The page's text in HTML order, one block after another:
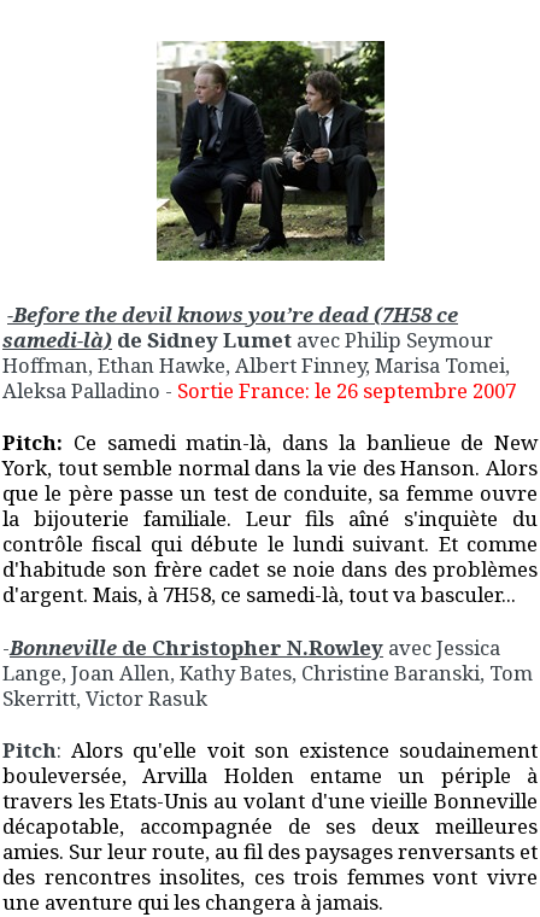
-Before the devil knows you’re dead (7H58 ce
samedi-là) de Sidney Lumet avec Philip Seymour
Hoffman, Ethan Hawke, Albert Finney, Marisa Tomei,
Aleksa Palladino - Sortie France: le 26 septembre 2007
Pitch: Ce samedi matin-là, dans la banlieue de New
York, tout semble normal dans la vie des Hanson. Alors
que le père passe un test de conduite, sa femme ouvre
la bijouterie familiale. Leur fils aîné s'inquiète du
contrôle fiscal qui débute le lundi suivant. Et comme
d'habitude son frère cadet se noie dans des problèmes
d'argent. Mais, à 7H58, ce samedi-là, tout va basculer...
-Bonneville de Christopher N.Rowley avec Jessica
Lange, Joan Allen, Kathy Bates, Christine Baranski, Tom
Skerritt, Victor Rasuk
Pitch:Alors qu'elle voit son existence soudainement
bouleversée, Arvilla Holden entame un périple à
travers les Etats-Unis au volant d'une vieille Bonneville
décapotable, accompagnée de ses deux meilleures
amies. Sur leur route, au fil des paysages renversants et
des rencontres insolites, ces trois femmes vont vivre
une aventure qui les changera à jamais.